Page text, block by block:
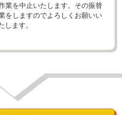
業を中止いたします。その振替
をしますのでよろしくお願いい
します。